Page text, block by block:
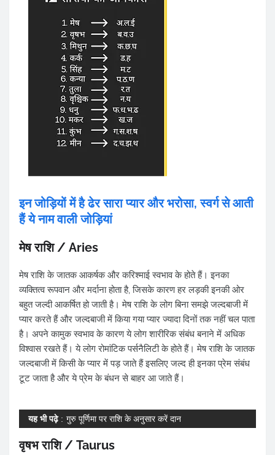
इन जोड़ियों में है ढेर सारा प्यार और भरोसा, स्वर्ग से आती
हैं ये नाम वाली जोड़ियां
मेष राशि / Aries
मेष राशि के जातक आकर्षक और करिश्माई स्वभाव के होते हैं। इनका
व्यक्तित्व रूपवान और मर्दाना होता है, जिसके कारण हर लड़की इनकी ओर
बहुत जल्दी आकर्षित हो जाती है। मेष राशि के लोग बिना समझे जल्दबाजी में
प्यार करते हैं और जल्दबाजी में किया गया प्यार ज्यादा दिनों तक नहीं चल पाता
है। अपने कामुक स्वभाव के कारण ये लोग शारीरिक संबंध बनाने में अधिक
विश्वास रखते हैं। ये लोग रोमांटिक पर्सनैलिटी के होते हैं। मेष राशि के जातक
जल्दबाजी में किसी के प्यार में पड़ जाते हैं इसलिए जल्द ही इनका प्रेम संबंध
टूट जाता है और ये प्रेम के बंधन से बाहर आ जाते हैं।
यह भी पढ़े: गुरु पूर्णिमा पर राशि के अनुसार करें दान
वृषभ राशि / Taurus